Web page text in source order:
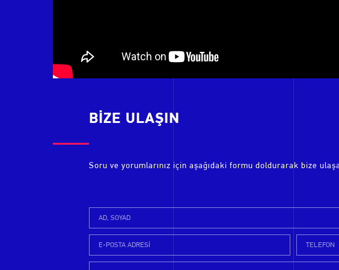
BİZE ULAŞIN
Soru ve yorumlarınız için aşağıdaki formu doldurarak bize